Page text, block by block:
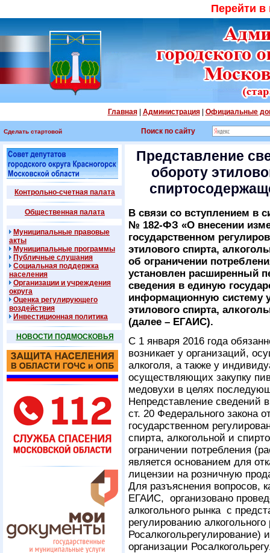
Перейти
Главная| Администрация| Официальные
Сделать стартовой Поиск по сайту
Контрольно-счетная палата
Общественная палата
Муниципальные правовые
акты
Муниципальные программы
Публичные слушания
Социальная поддержка
населения
Организации и учреждения
округа
Оценка регулирующего
воздействия
Инвестиционная политика
НОВОСТИ ПОДМОСКОВЬЯ
Представление
обороту
В связи со вступлением в
№ 182-ФЗ «О внесении
государственном
этилового спирта,
об ограничении
установлен расширенный
сведения в единую
информационную систему
этилового спирта,
(далее – ЕГАИС).
С 1 января 2016 года
возникает у организаций,
алкоголя, а также у
осуществляющих закупку
медовухи в целях
Непредставление сведений
ст. 20 Федерального закона
государственном
спирта, алкогольной и
ограничении потребления
является основанием для
лицензии на розничную
Для разъяснения вопросов,
ЕГАИС, организовано
алкогольного рынка с
регулированию
Росалкогольрегулирование)
организации